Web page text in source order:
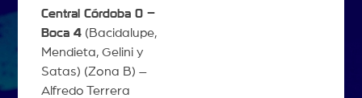
Central Córdoba 0 –
Boca 4(Bacidalupe,
Mendieta, Gelini y
Satas) (Zona B) –
Alfredo Terrera